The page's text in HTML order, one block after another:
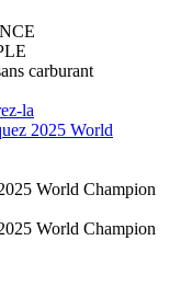
carburant
la
2025 World
World Champion
World Champion